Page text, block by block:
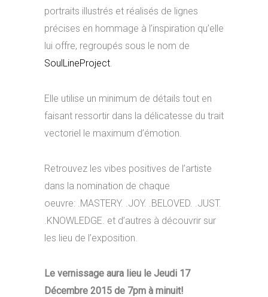
portraits illustrés et réalisés de lignes
précises en hommage à l’inspiration qu’elle
lui offre, regroupés sous le nom de
SoulLineProject.
Elle utilise un minimum de détails tout en
faisant ressortir dans la délicatesse du trait
vectoriel le maximum d’émotion.
Retrouvez les vibes positives de l’artiste
dans la nomination de chaque
oeuvre: .MASTERY. .JOY. .BELOVED. .JUST.
.KNOWLEDGE. et d’autres à découvrir sur
les lieu de l’exposition.
Le vernissage aura lieu le Jeudi 17
Décembre 2015 de 7pm à minuit!